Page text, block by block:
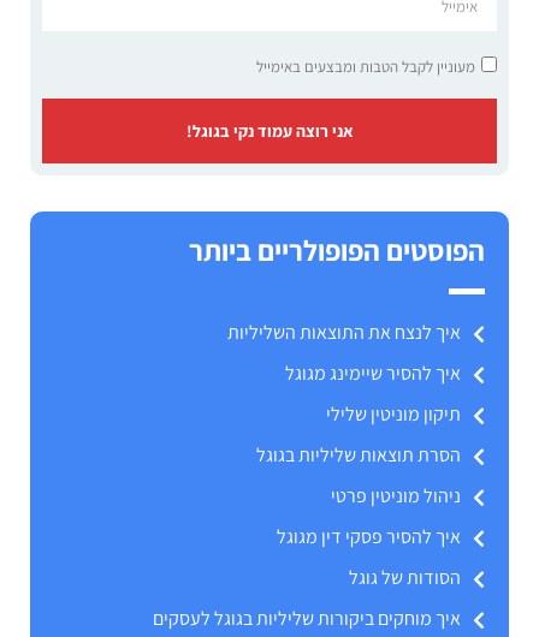
מעוניין לקבל הטבות ומבצעים באימייל
אני רוצה עמוד נקי בגוגל!
הפוסטים הפופולריים ביותר
איך לנצח את התוצאות השליליות
איך להסיר שיימינג מגוגל
תיקון מוניטין שלילי
הסרת תוצאות שליליות בגוגל
ניהול מוניטין פרטי
איך להסיר פסקי דין מגוגל
הסודות של גוגל
איך מוחקים ביקורות שליליות בגוגל לעסקים